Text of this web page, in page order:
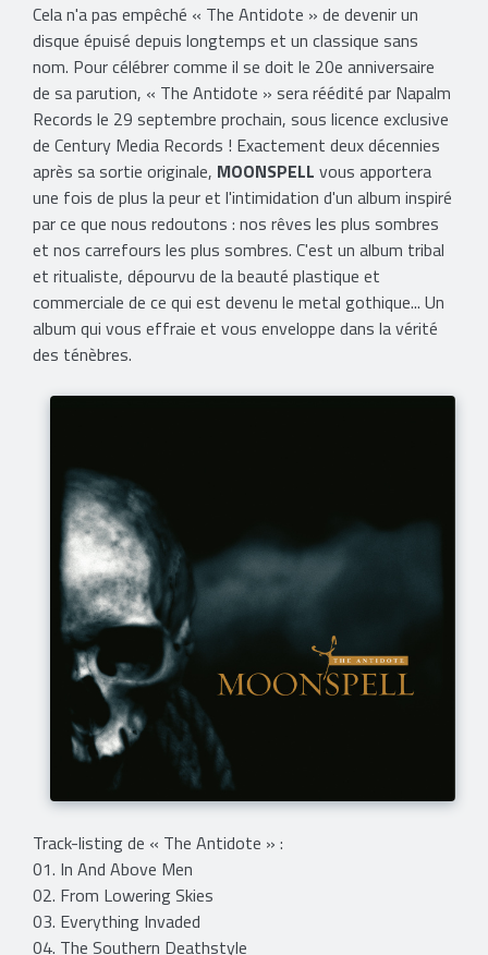
Cela n'a pas empêché « The Antidote » de devenir un
disque épuisé depuis longtemps et un classique sans
nom. Pour célébrer comme il se doit le 20e anniversaire
de sa parution, « The Antidote » sera réédité par Napalm
Records le 29 septembre prochain, sous licence exclusive
de Century Media Records ! Exactement deux décennies
après sa sortie originale, MOONSPELL vous apportera
une fois de plus la peur et l'intimidation d'un album inspiré
par ce que nous redoutons : nos rêves les plus sombres
et nos carrefours les plus sombres. C'est un album tribal
et ritualiste, dépourvu de la beauté plastique et
commerciale de ce qui est devenu le metal gothique... Un
album qui vous effraie et vous enveloppe dans la vérité
des ténèbres.
Track-listing de « The Antidote » :
01. In And Above Men
02. From Lowering Skies
03. Everything Invaded
04. The Southern Deathstyle